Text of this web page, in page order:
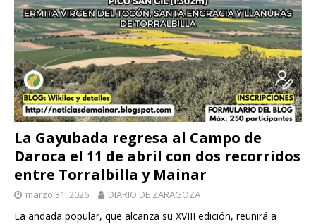
La Gayubada regresa al Campo de
Daroca el 11 de abril con dos recorridos
entre Torralbilla y Mainar
marzo 31, 2026 DIARIO DE ZARAGOZA
La andada popular, que alcanza su XVIII edición, reunirá a